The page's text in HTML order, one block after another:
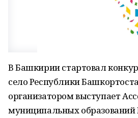
В Башкирии стартовал
село Республики
организатором выступает
муниципальных образований